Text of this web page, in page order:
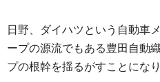
日野、ダイハツという自動車
ープの源流でもある豊田自動
プの根幹を揺るがすことにな